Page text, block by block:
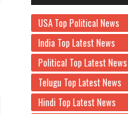
USA Top Political News
India Top Latest News
Political Top Latest News
Telugu Top Latest News
Hindi Top Latest News